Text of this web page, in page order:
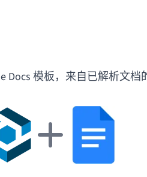
Docs 模板，来自已解析文档